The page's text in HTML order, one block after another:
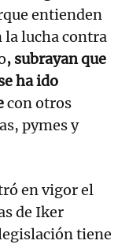
entienden
la lucha contra
, subrayan que
ha ido
con otros
pymes y
en vigor el
de Iker
tiene